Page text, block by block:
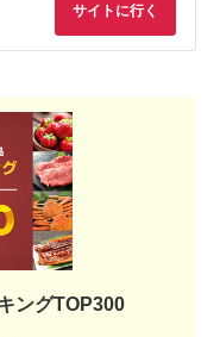
サイトに行く
ングTOP300